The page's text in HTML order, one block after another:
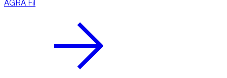
AGRA Fil